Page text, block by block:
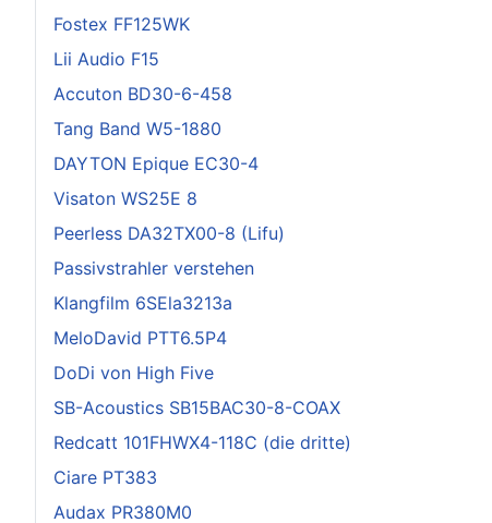
Fostex FF125WK
Lii Audio F15
Accuton BD30-6-458
Tang Band W5-1880
DAYTON Epique EC30-4
Visaton WS25E 8
Peerless DA32TX00-8 (Lifu)
Passivstrahler verstehen
Klangfilm 6SEla3213a
MeloDavid PTT6.5P4
DoDi von High Five
SB-Acoustics SB15BAC30-8-COAX
Redcatt 101FHWX4-118C (die dritte)
Ciare PT383
Audax PR380M0